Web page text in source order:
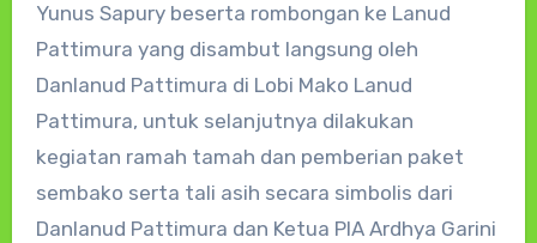
Yunus Sapury beserta rombongan ke Lanud
Pattimura yang disambut langsung oleh
Danlanud Pattimura di Lobi Mako Lanud
Pattimura, untuk selanjutnya dilakukan
kegiatan ramah tamah dan pemberian paket
sembako serta tali asih secara simbolis dari
Danlanud Pattimura dan Ketua PIA Ardhya Garini